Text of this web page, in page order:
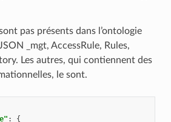
pas présents dans l’ontologie
_mgt, AccessRule, Rules,
Les autres, qui contiennent des
le sont.
: {